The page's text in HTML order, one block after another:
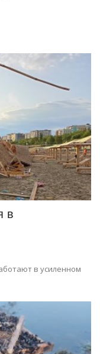
в
в усиленном